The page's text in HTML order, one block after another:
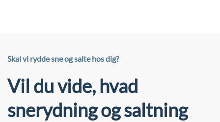
Skal vi rydde sne og salte hos dig?
Vil du vide, hvad
snerydning og saltning